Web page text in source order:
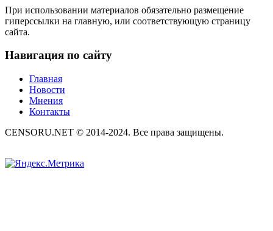
При использовании материалов обязательно размещение
гиперссылки на главную, или соответствующую страницу
сайта.
Навигация по сайту
Главная
Новости
Мнения
Контакты
CENSORU.NET © 2014-2024. Все права защищены.